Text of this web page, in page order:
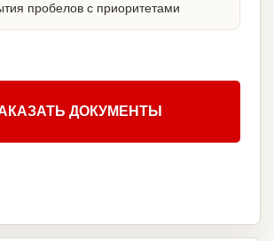
пробелов с приоритетами
ДОКУМЕНТЫ